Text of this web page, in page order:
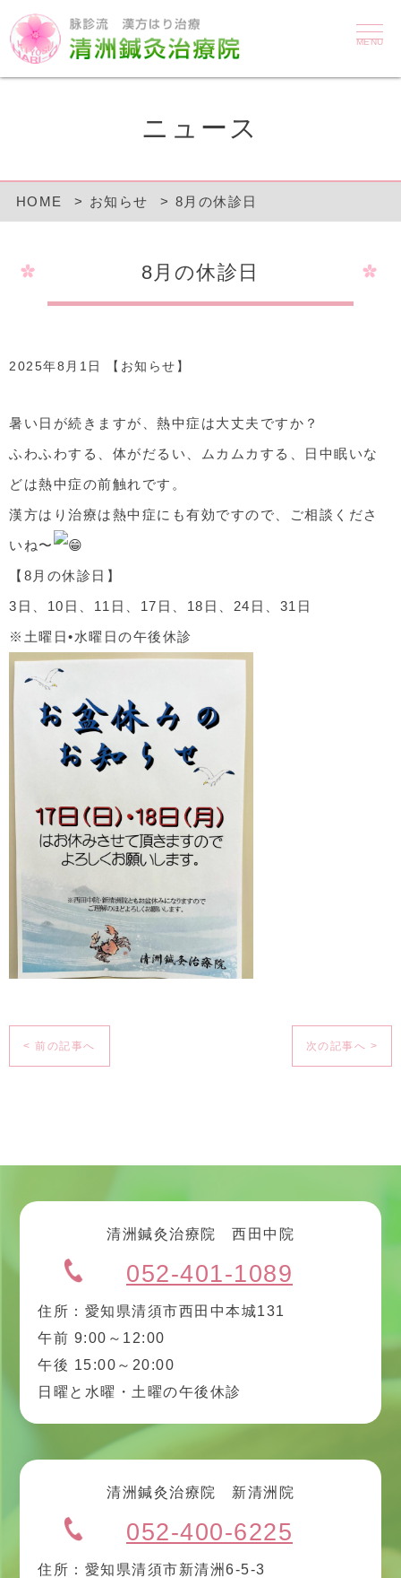
MENU
ニュース
HOME お知らせ 8月の休診日
8月の休診日
2025年8月1日 【 お知らせ 】
暑い日が続きますが、熱中症は大丈夫ですか？
ふわふわする、体がだるい、ムカムカする、日中眠いな
どは熱中症の前触れです。
漢方はり治療は熱中症にも有効ですので、ご相談くださ
いね〜
【8月の休診日】
3日、10日、11日、17日、18日、24日、31日
※土曜日•水曜日の午後休診
< 前の記事へ 次の記事へ >
清洲鍼灸治療院 西田中院
052-401-1089
住所：愛知県清須市西田中本城131
午前 9:00～12:00
午後 15:00～20:00
日曜と水曜・土曜の午後休診
清洲鍼灸治療院 新清洲院
052-400-6225
住所：愛知県清須市新清洲6-5-3